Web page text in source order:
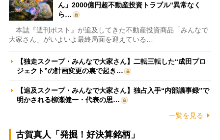
ん」2000億円超不動産投資トラブル“異常なく
ら…
本誌『週刊ポスト』が追及してきた不動産投資商品「みんなで
大家さん」がいよいよ最終局面を迎えている…
【独走スクープ・みんなで大家さん】二転三転した“成田プロ
ジェクト”の計画変更の裏で起き…
【追及スクープ・みんなで大家さん】独占入手“内部議事録”で
明かされる柳瀬健一・代表の思…
一覧を見る
古賀真人「発掘！好決算銘柄」